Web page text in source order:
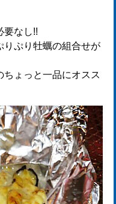
要なし!!
りぷり牡蠣の組合せが
ょっと一品にオスス